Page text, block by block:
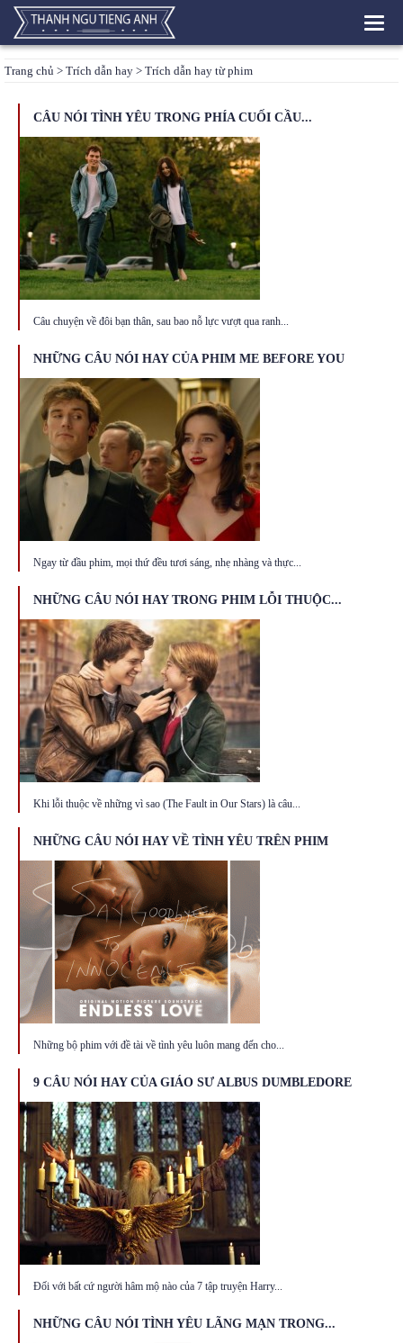
Trang chủ > Trích dẫn hay > Trích dẫn hay từ phim
CÂU NÓI TÌNH YÊU TRONG PHÍA CUỐI CẦU...
Câu chuyện về đôi bạn thân, sau bao nỗ lực vượt qua ranh...
NHỮNG CÂU NÓI HAY CỦA PHIM ME BEFORE YOU
Ngay từ đầu phim, mọi thứ đều tươi sáng, nhẹ nhàng và thực...
NHỮNG CÂU NÓI HAY TRONG PHIM LỖI THUỘC...
Khi lỗi thuộc về những vì sao (The Fault in Our Stars) là câu...
NHỮNG CÂU NÓI HAY VỀ TÌNH YÊU TRÊN PHIM
Những bộ phim với đề tài về tình yêu luôn mang đến cho...
9 CÂU NÓI HAY CỦA GIÁO SƯ ALBUS DUMBLEDORE
Đối với bất cứ người hâm mộ nào của 7 tập truyện Harry...
NHỮNG CÂU NÓI TÌNH YÊU LÃNG MẠN TRONG...